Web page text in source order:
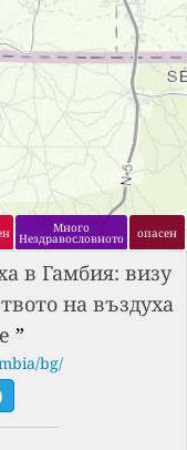
Много
Нездравословното опасен
в Гамбия: визу
на въздуха
”
bg/